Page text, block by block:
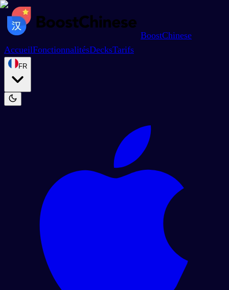
BoostChinese
AccueilFonctionnalitésDecksTarifs
FR